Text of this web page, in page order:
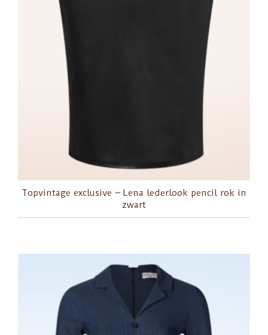
Topvintage exclusive ~ Lena lederlook pencil rok in
zwart